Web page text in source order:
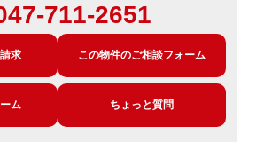
711-2651
求 この物件のご相談フォーム
ム ちょっと質問